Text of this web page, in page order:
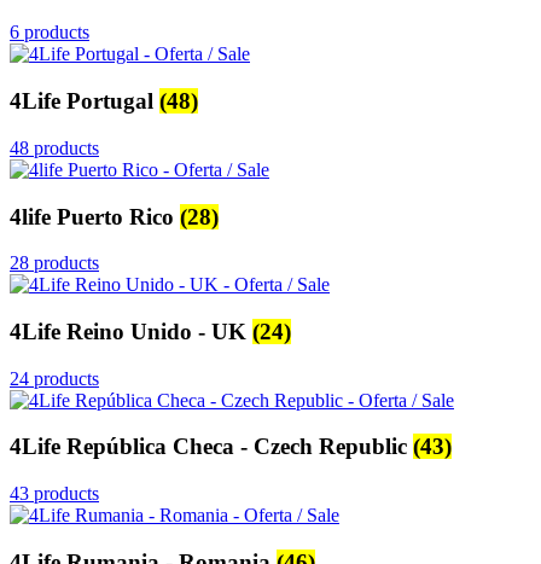
6 products
4Life Portugal (48)
48 products
4life Puerto Rico (28)
28 products
4Life Reino Unido - UK (24)
24 products
4Life República Checa - Czech Republic (43)
43 products